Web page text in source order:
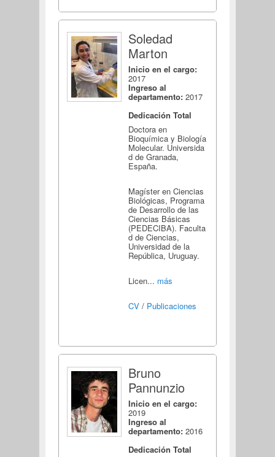
Soledad
Marton
Inicio en el cargo:
2017
Ingreso al
departamento: 2017
Dedicación Total
Doctora en
Bioquímica y Biología
Molecular. Universida
d de Granada,
España.
Magíster en Ciencias
Biológicas, Programa
de Desarrollo de las
Ciencias Básicas
(PEDECIBA). Faculta
d de Ciencias,
Universidad de la
República, Uruguay.
Licen... más
CV/ Publicaciones
Bruno
Pannunzio
Inicio en el cargo:
2019
Ingreso al
departamento: 2016
Dedicación Total